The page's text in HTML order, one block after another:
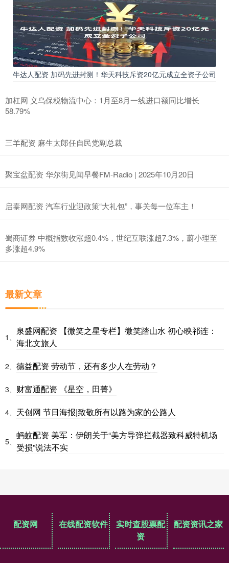
牛达人配资 加码先进封测！华天科技斥资20亿元成立全资子公司
加杠网 义乌保税物流中心：1月至8月一线进口额同比增长
58.79%
三羊配资 麻生太郎任自民党副总裁
聚宝盆配资 华尔街见闻早餐FM-Radio | 2025年10月20日
启泰网配资 汽车行业迎政策“大礼包”，事关每一位车主！
蜀商证券 中概指数收涨超0.4%，世纪互联涨超7.3%，蔚小理至
多涨超4.9%
最新文章
1、
泉盛网配资 【微笑之星专栏】微笑踏山水 初心映祁连：
海北文旅人
2、 德益配资 劳动节，还有多少人在劳动？
3、 财富通配资 《星空，田菁》
4、 天创网 节日海报|致敬所有以路为家的公路人
5、
蚂蚊配资 美军：伊朗关于“美方导弹拦截器致科威特机场
受损”说法不实
配资网 在线配资软件
实时查股票配
资
配资资讯之家